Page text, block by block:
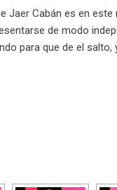
Jaer Cabán es en
de modo
para que de el